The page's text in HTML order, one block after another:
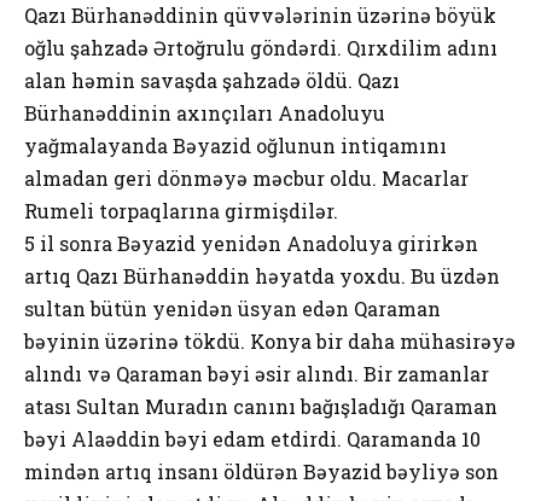
Qazı Bürhanəddinin qüvvələrinin üzərinə böyük
oğlu şahzadə Ərtoğrulu göndərdi. Qırxdilim adını
alan həmin savaşda şahzadə öldü. Qazı
Bürhanəddinin axınçıları Anadoluyu
yağmalayanda Bəyazid oğlunun intiqamını
almadan geri dönməyə məcbur oldu. Macarlar
Rumeli torpaqlarına girmişdilər.
5 il sonra Bəyazid yenidən Anadoluya girirkən
artıq Qazı Bürhanəddin həyatda yoxdu. Bu üzdən
sultan bütün yenidən üsyan edən Qaraman
bəyinin üzərinə tökdü. Konya bir daha mühasirəyə
alındı və Qaraman bəyi əsir alındı. Bir zamanlar
atası Sultan Muradın canını bağışladığı Qaraman
bəyi Alaəddin bəyi edam etdirdi. Qaramanda 10
mindən artıq insanı öldürən Bəyazid bəyliyə son